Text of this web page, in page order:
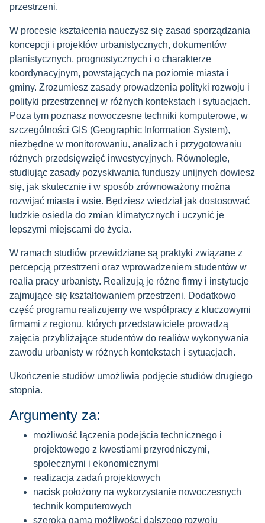
przestrzeni.
W procesie kształcenia nauczysz się zasad sporządzania
koncepcji i projektów urbanistycznych, dokumentów
planistycznych, prognostycznych i o charakterze
koordynacyjnym, powstających na poziomie miasta i
gminy. Zrozumiesz zasady prowadzenia polityki rozwoju i
polityki przestrzennej w różnych kontekstach i sytuacjach.
Poza tym poznasz nowoczesne techniki komputerowe, w
szczególności GIS (Geographic Information System),
niezbędne w monitorowaniu, analizach i przygotowaniu
różnych przedsięwzięć inwestycyjnych. Równolegle,
studiując zasady pozyskiwania funduszy unijnych dowiesz
się, jak skutecznie i w sposób zrównoważony można
rozwijać miasta i wsie. Będziesz wiedział jak dostosować
ludzkie osiedla do zmian klimatycznych i uczynić je
lepszymi miejscami do życia.
W ramach studiów przewidziane są praktyki związane z
percepcją przestrzeni oraz wprowadzeniem studentów w
realia pracy urbanisty. Realizują je różne firmy i instytucje
zajmujące się kształtowaniem przestrzeni. Dodatkowo
część programu realizujemy we współpracy z kluczowymi
firmami z regionu, których przedstawiciele prowadzą
zajęcia przybliżające studentów do realiów wykonywania
zawodu urbanisty w różnych kontekstach i sytuacjach.
Ukończenie studiów umożliwia podjęcie studiów drugiego
stopnia.
Argumenty za:
możliwość łączenia podejścia technicznego i
projektowego z kwestiami przyrodniczymi,
społecznymi i ekonomicznymi
realizacja zadań projektowych
nacisk położony na wykorzystanie nowoczesnych
technik komputerowych
szeroka gama możliwości dalszego rozwoju